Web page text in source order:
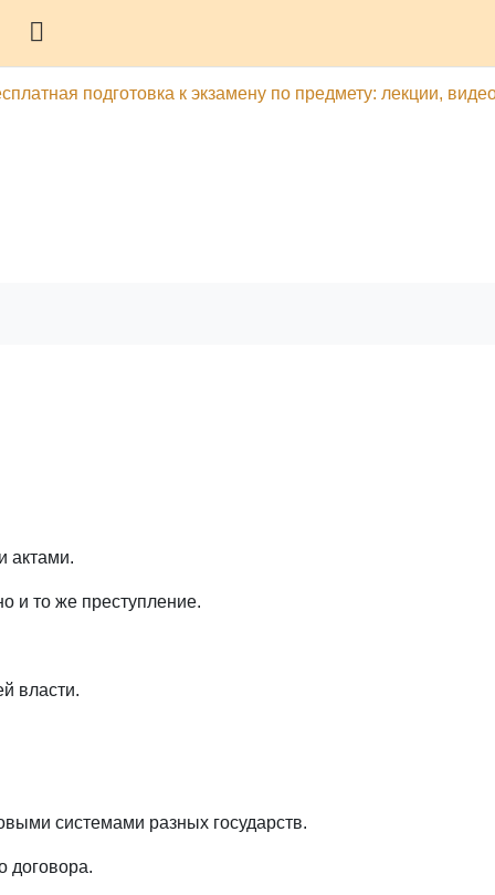
подготовка к экзамену по предмету: лекции,
актами.
и то же преступление.
власти.
системами разных государств.
договора.